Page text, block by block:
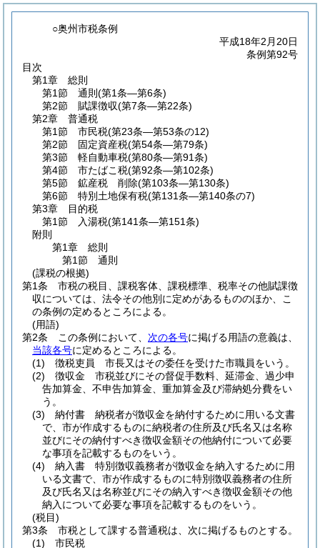
○奥州市税条例
平成18年2月20日
条例第92号
目次
第1章
総則
第1節
通則 (第1条―第6条)
第2節
賦課徴収(第7条―第22条)
第2章
普通税
第1節
市民税(第23条―第53条の12)
第2節
固定資産税(第54条―第79条)
第3節
軽自動車税(第80条―第91条)
第4節
市たばこ税(第92条―第102条)
第5節
鉱産税 削除(第103条―第130条)
第6節
特別土地保有税(第131条―第140条の7)
第3章
目的税
第1節
入湯税(第141条―第151条)
附則
第1章
総則
第1節
通則
(課税の根拠)
第1条
市税の税目、課税客体、課税標準、税率その他賦課徴
収については、法令その他別に定めがあるもののほか、こ
の条例の定めるところによる。
(用語)
第2条
この条例において、 次の各号に掲げる用語の意義は、
当該各号に定めるところによる。
(1)
徴税吏員 市長又はその委任を受けた市職員をいう。
(2)
徴収金 市税並びにその督促手数料、延滞金、過少申
告加算金、不申告加算金、重加算金及び滞納処分費をい
う。
(3)
納付書 納税者が徴収金を納付するために用いる文書
で、市が作成するものに納税者の住所及び氏名又は名称
並びにその納付すべき徴収金額その他納付について必要
な事項を記載するものをいう。
(4)
納入書 特別徴収義務者が徴収金を納入するために用
いる文書で、市が作成するものに特別徴収義務者の住所
及び氏名又は名称並びにその納入すべき徴収金額その他
納入について必要な事項を記載するものをいう。
(税目)
第3条
市税として課する普通税は、次に掲げるものとする。
(1)
市民税